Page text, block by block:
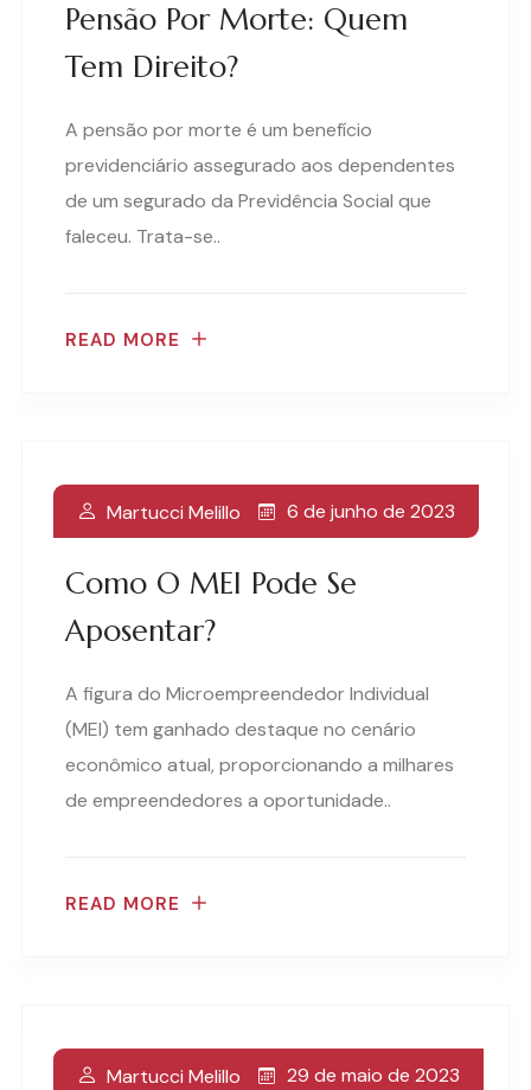
Pensão Por Morte: Quem
Tem Direito?
A pensão por morte é um benefício
previdenciário assegurado aos dependentes
de um segurado da Previdência Social que
faleceu. Trata-se..
READ MORE
Como O MEI Pode Se
Aposentar?
Martucci Melillo 6 de junho de 2023
A figura do Microempreendedor Individual
(MEI) tem ganhado destaque no cenário
econômico atual, proporcionando a milhares
de empreendedores a oportunidade..
READ MORE
Martucci Melillo 29 de maio de 2023